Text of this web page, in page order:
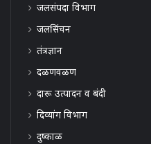
जलसंपदा विभाग
जलसिंचन
तंत्रज्ञान
दळणवळण
दारू उत्पादन व बंदी
दिव्यांग विभाग
दुष्काळ